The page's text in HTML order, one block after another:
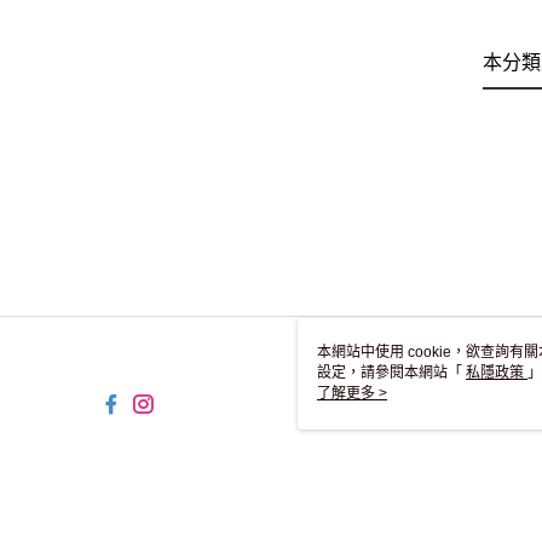
本分
本網站中使用 cookie，欲查詢有
設定，請參閱本網站「 私隱政策
用 cookie。
了解更多 >